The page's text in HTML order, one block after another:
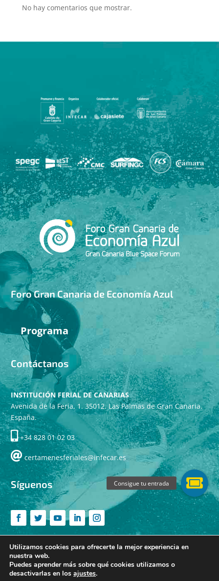
No hay comentarios que mostrar.
Foro Gran Canaria de Economía Azul
Programa
Contáctanos
INSTITUCIÓN FERIAL DE CANARIAS
Avenida de la Feria, 1. 35012. Las Palmas de Gran Canaria.
España.
+34 828 01 02 03
certamenesferiales@infecar.es
Síguenos
Hecho con cariño por: Cumboto Digital|Aviso Legal
|Política de Cookies
Utilizamos cookies para ofrecerte la mejor experiencia en
nuestra web.
Puedes aprender más sobre qué cookies utilizamos o
desactivarlas en los ajustes.